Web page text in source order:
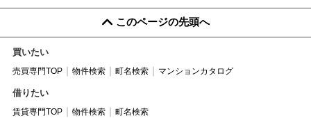
このページの先頭へ
買いたい
売買専門TOP 物件検索 町名検索 マンションカタログ
借りたい
賃貸専門TOP 物件検索 町名検索